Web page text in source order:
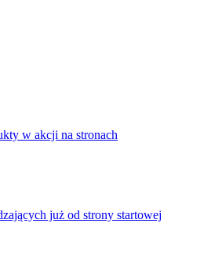
w akcji na stronach
już od strony startowej